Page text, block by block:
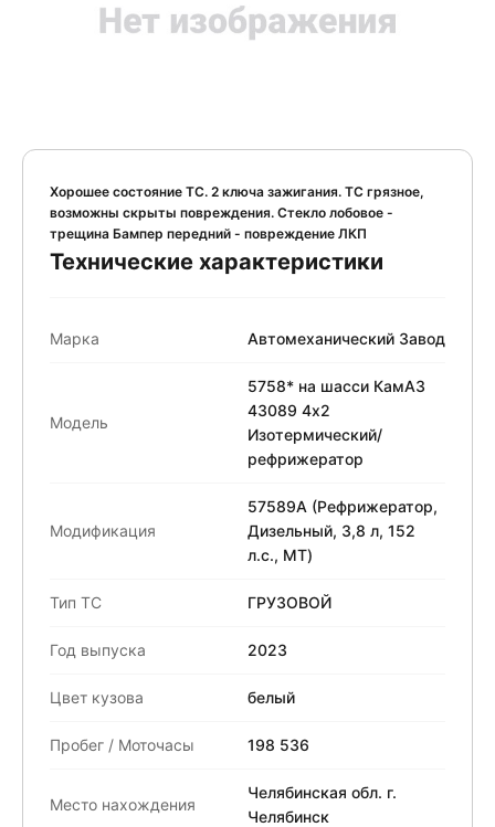
Хорошее состояние ТС. 2 ключа зажигания. ТС грязное,
возможны скрыты повреждения. Стекло лобовое -
трещина Бампер передний - повреждение ЛКП
Технические характеристики
Марка Автомеханический Завод
Модель
5758* на шасси КамАЗ
43089 4x2
Изотермический/
рефрижератор
Модификация
57589A (Рефрижератор,
Дизельный, 3,8 л, 152
л.с., МТ)
Тип ТС ГРУЗОВОЙ
Год выпуска 2023
Цвет кузова белый
Пробег / Моточасы 198 536
Место нахождения
Челябинская обл. г.
Челябинск